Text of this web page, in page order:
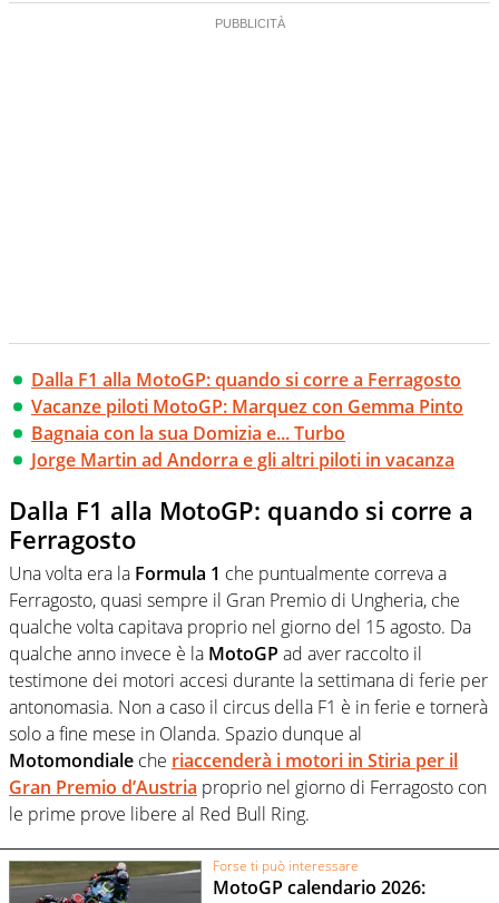
Dalla F1 alla MotoGP: quando si corre a Ferragosto
Vacanze piloti MotoGP: Marquez con Gemma Pinto
Bagnaia con la sua Domizia e... Turbo
Jorge Martin ad Andorra e gli altri piloti in vacanza
Dalla F1 alla MotoGP: quando si corre a
Ferragosto
Una volta era la Formula 1 che puntualmente correva a
Ferragosto, quasi sempre il Gran Premio di Ungheria, che
qualche volta capitava proprio nel giorno del 15 agosto. Da
qualche anno invece è la MotoGP ad aver raccolto il
testimone dei motori accesi durante la settimana di ferie per
antonomasia. Non a caso il circus della F1 è in ferie e tornerà
solo a fine mese in Olanda. Spazio dunque al
Motomondiale che riaccenderà i motori in Stiria per il
Gran Premio d’Austria proprio nel giorno di Ferragosto con
le prime prove libere al Red Bull Ring.
Forse ti può interessare
MotoGP calendario 2026: